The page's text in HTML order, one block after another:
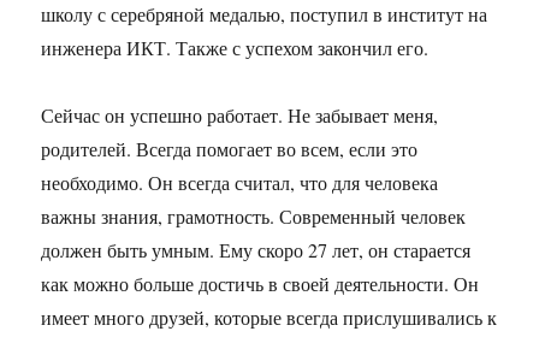
школу с серебряной медалью, поступил в институт на
инженера ИКТ. Также с успехом закончил его.
Сейчас он успешно работает. Не забывает меня,
родителей. Всегда помогает во всем, если это
необходимо. Он всегда считал, что для человека
важны знания, грамотность. Современный человек
должен быть умным. Ему скоро 27 лет, он старается
как можно больше достичь в своей деятельности. Он
имеет много друзей, которые всегда прислушивались к